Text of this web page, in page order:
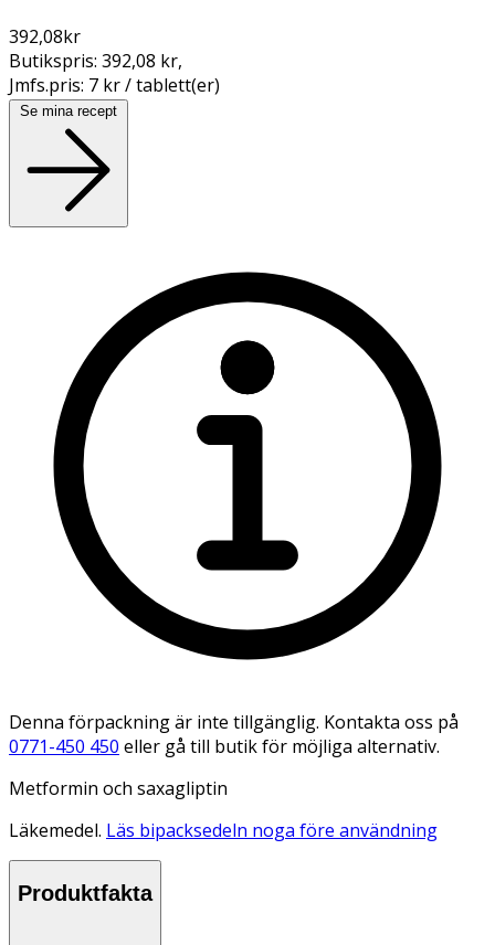
392,08kr
Butikspris: 392,08 kr,
Jmfs.pris: 7 kr / tablett(er)
Se mina recept
Denna förpackning är inte tillgänglig. Kontakta oss på
0771-450 450 eller gå till butik för möjliga alternativ.
Metformin och saxagliptin
Läkemedel. Läs bipacksedeln noga före användning
Produktfakta